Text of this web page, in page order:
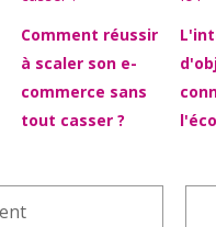
Comment réussir
à scaler son e-
commerce sans
tout casser ?